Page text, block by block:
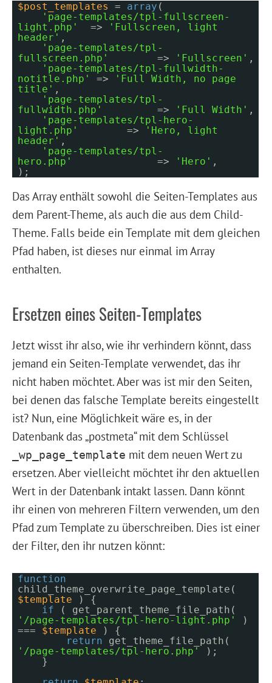
$post_templates = array (
'page-templates/tpl-fullscreen-
light.php'
=>
'Fullscreen, light
header' ,
'page-templates/tpl-
fullscreen.php'
=> 'Fullscreen' ,
'page-templates/tpl-fullwidth-
notitle.php'
=>
'Full Width, no page
title' ,
'page-templates/tpl-
fullwidth.php'
=> 'Full Width' ,
'page-templates/tpl-hero-
light.php'
=>
'Hero, light
header' ,
'page-templates/tpl-
hero.php'
=> 'Hero' ,
);
Das Array enthält sowohl die Seiten-Templates aus
dem Parent-Theme, als auch die aus dem Child-
Theme. Falls beide ein Template mit dem gleichen
Pfad haben, ist dieses nur einmal im Array
enthalten.
Ersetzen eines Seiten-Templates
Jetzt wisst ihr also, wie ihr verhindern könnt, dass
jemand ein Seiten-Template verwendet, das ihr
nicht haben möchtet. Aber was ist mir den Seiten,
bei denen das falsche Template bereits eingestellt
ist? Nun, eine Möglichkeit wäre es, in der
Datenbank das „postmeta“ mit dem Schlüssel
_wp_page_template mit dem neuen Wert zu
ersetzen. Aber vielleicht möchtet ihr den aktuellen
Wert in der Datenbank intakt lassen. Dann könnt
ihr einen von mehreren Filtern verwenden, um den
Pfad zum Template zu überschreiben. Dies ist einer
der Filter, den ihr nutzen könnt:
function
child_theme_overwrite_page_template(
$template
) {
if
( get_parent_theme_file_path(
'/page-templates/tpl-hero-light.php'
)
=== $template
) {
return
get_theme_file_path(
'/page-templates/tpl-hero.php'
);
}